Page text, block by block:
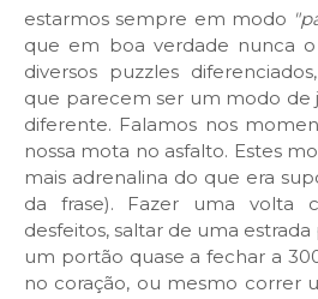
estarmos sempre em modo
que em boa verdade nunca o
diversos puzzles
que parecem ser um modo
diferente. Falamos nos
nossa mota no asfalto. Estes
mais adrenalina do que era
da frase). Fazer uma volta
desfeitos, saltar de uma
um portão quase a fechar a
no coração, ou mesmo correr